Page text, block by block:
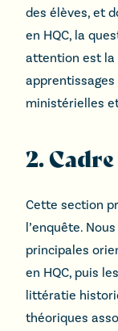
des élèves, et
en HQC, la
attention est la
apprentissages
ministérielles
2.
Cette section
l’enquête.
principales
en HQC, puis
littératie
théoriques